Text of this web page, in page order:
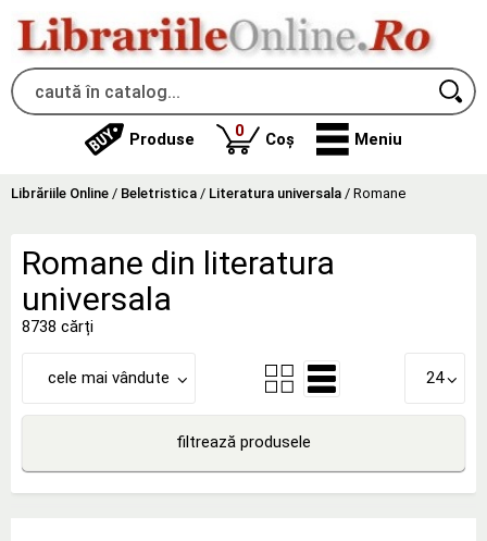
Produse 0produse
Coș Meniu
Librăriile Online / Beletristica / Literatura universala / Romane
Romane din literatura
universala
8738 cărți
cele mai vândute 24
filtrează produsele